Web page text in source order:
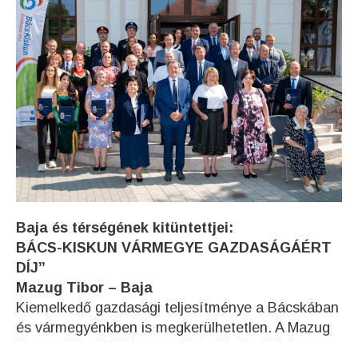
Baja és térségének kitüntettjei:
BÁCS-KISKUN VÁRMEGYE GAZDASÁGÁÉRT
DÍJ”
Mazug Tibor – Baja
Kiemelkedő gazdasági teljesítménye a Bácskában
és vármegyénkben is megkerülhetetlen. A Mazug